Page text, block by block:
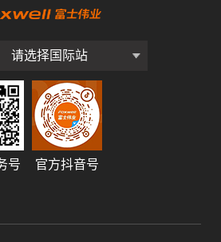
请选择国际站
号 官方抖音号